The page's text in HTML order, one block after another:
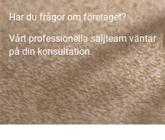
Har du frågor om företaget?
Vårt professionella säljteam väntar
på din konsultation.